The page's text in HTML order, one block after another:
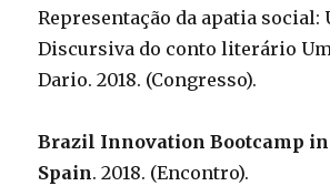
Representação da apatia social:
Discursiva do conto literário
Dario. 2018. (Congresso).
Brazil Innovation Bootcamp
Spain. 2018. (Encontro).